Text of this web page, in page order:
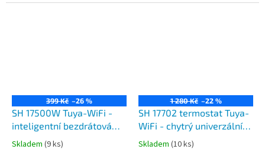
399 Kč –26 %
SH 17500W Tuya-WiFi -
inteligentní bezdrátová
spínací Wifi zásuvka 230V,
Skladem (9 ks)
1 280 Kč –22 %
SH 17702 termostat Tuya-
WiFi - chytrý univerzální
WiFi termostat s interním
Skladem (10 ks)